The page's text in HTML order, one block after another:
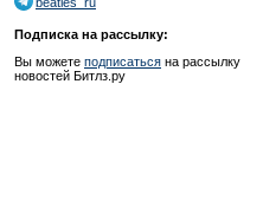
Подписка на рассылку:
Вы можете подписаться на рассылку
новостей Битлз.ру